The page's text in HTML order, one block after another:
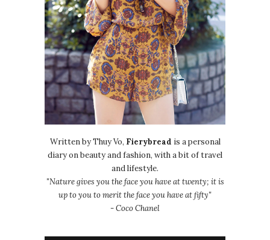
Written by Thuy Vo, Fierybread is a personal
diary on beauty and fashion, with a bit of travel
and lifestyle.
"Nature gives you the face you have at twenty; it is
up to you to merit the face you have at fifty"
- Coco Chanel